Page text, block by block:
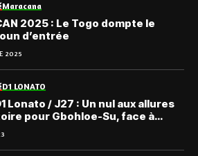
Maracana
2025 : Le Togo dompte le
d’entrée
2025
D1 LONATO
Lonato / J27 : Un nul aux allures
pour Gbohloe-Su, face à